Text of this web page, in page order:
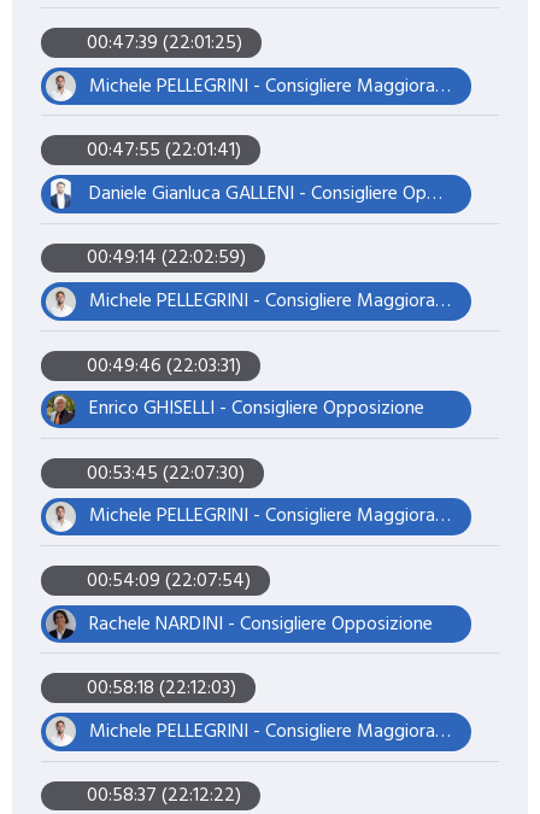
00:47:39 (22:01:25)
Michele PELLEGRINI - Consigliere Maggioranza – Presidente del Consiglio
00:47:55 (22:01:41)
Daniele Gianluca GALLENI - Consigliere Opposizione
00:49:14 (22:02:59)
Michele PELLEGRINI - Consigliere Maggioranza – Presidente del Consiglio
00:49:46 (22:03:31)
Enrico GHISELLI - Consigliere Opposizione
00:53:45 (22:07:30)
Michele PELLEGRINI - Consigliere Maggioranza – Presidente del Consiglio
00:54:09 (22:07:54)
Rachele NARDINI - Consigliere Opposizione
00:58:18 (22:12:03)
Michele PELLEGRINI - Consigliere Maggioranza – Presidente del Consiglio
00:58:37 (22:12:22)